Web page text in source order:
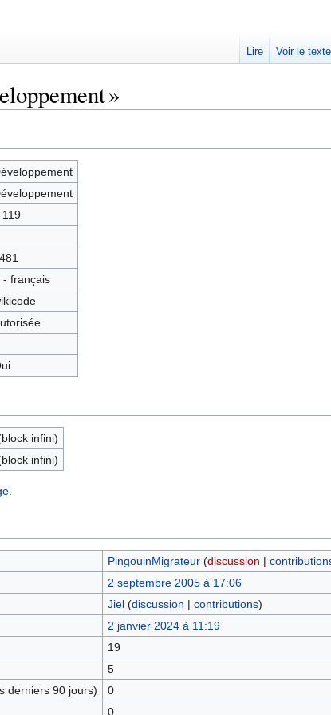
»
119
- français
infini)
infini)
PingouinMigrateur (discussion |
2 septembre 2005 à 17:06
Jiel (discussion | contributions)
2 janvier 2024 à 11:19
19
5
derniers 90 jours)
0
0
Lire Voir le